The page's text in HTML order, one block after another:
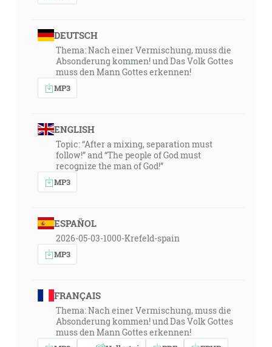
DEUTSCH
Thema: Nach einer Vermischung, muss die
Absonderung kommen! und Das Volk Gottes
muss den Mann Gottes erkennen!
MP3
ENGLISH
Topic: “After a mixing, separation must
follow!” and “The people of God must
recognize the man of God!”
MP3
ESPAÑOL
2026-05-03-1000-Krefeld-spain
MP3
FRANÇAIS
Thema: Nach einer Vermischung, muss die
Absonderung kommen! und Das Volk Gottes
muss den Mann Gottes erkennen!